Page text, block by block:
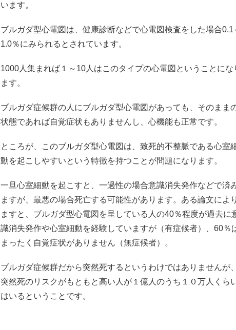
います。
ブルガダ型心電図は、健康診断などで心電図検査をした場合0.1
1.0％にみられるとされています。
1000人集まれば１～10人はこのタイプの心電図ということにな
ます。
ブルガダ症候群の人にブルガダ型心電図があっても、そのまま
状態であれば自覚症状もありませんし、心機能も正常です。
ところが、このブルガダ型心電図は、致死的不整脈である心室
動を起こしやすいという特徴を持つことが問題になります。
一旦心室細動を起こすと、一過性の場合意識消失発作などで済
ますが、最悪の場合死亡する可能性があります。ある論文により
ますと、ブルガダ型心電図を呈している人の40％程度が過去に
識消失発作や心室細動を経験していますが（有症候者）、60％
まったく自覚症状がありません（無症候者）。
ブルガダ症候群だから突然死するというわけではありませんが、
突然死のリスクがもともと高い人が１億人のうち１０万人くら
はいるということです。